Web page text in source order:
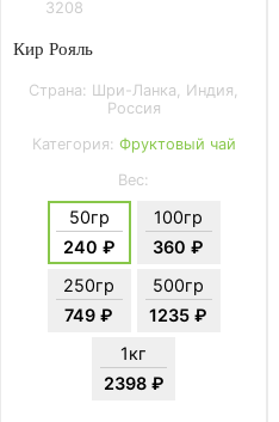
3208
Кир Рояль
Страна: Шри-Ланка, Индия,
Россия
Категория: Фруктовый чай
Вес:
50гр
240 ₽
100гр
360 ₽
250гр
749 ₽
500гр
1235 ₽
1кг
2398 ₽